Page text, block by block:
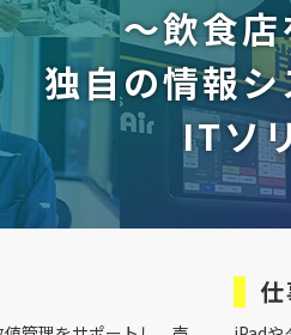
～飲食
独自の情報
ITソ